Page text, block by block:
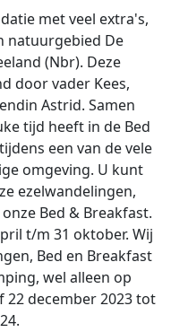
met veel extra's,
natuurgebied De
(Nbr). Deze
door vader Kees,
Astrid. Samen
tijd heeft in de Bed
een van de vele
omgeving. U kunt
ezelwandelingen,
Bed & Breakfast.
t/m 31 oktober. Wij
Bed en Breakfast
wel alleen op
22 december 2023 tot